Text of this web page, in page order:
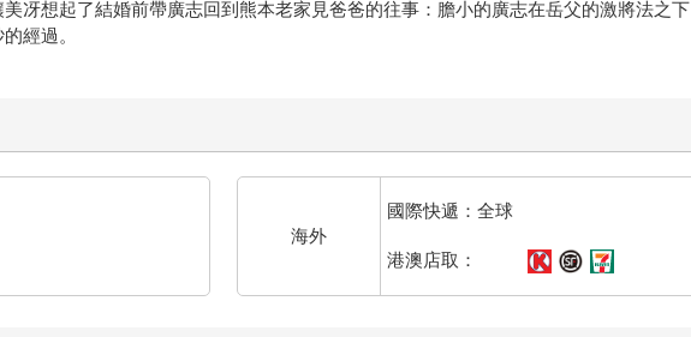
冴想起了結婚前帶廣志回到熊本老家見爸爸的往事：膽小的廣志在岳父的激將法之
經過。
海外
國際快遞：全球
港澳店取：